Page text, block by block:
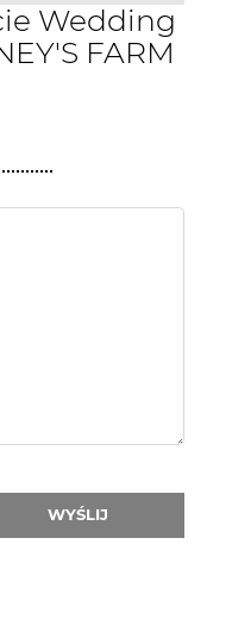
Wedding
FARM
WYŚLIJ